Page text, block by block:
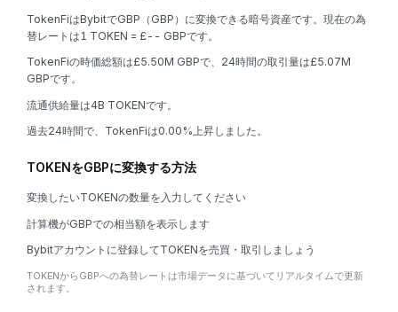
TokenFiはBybitでGBP（GBP）に変換できる暗号資産です。現在の為
替レートは1 TOKEN = £-- GBPです。
TokenFiの時価総額は£5.50M GBPで、24時間の取引量は£5.07M
GBPです。
流通供給量は4B TOKENです。
過去24時間で、TokenFiは0.00%上昇しました。
TOKENをGBPに変換する方法
変換したいTOKENの数量を入力してください
計算機がGBPでの相当額を表示します
Bybitアカウントに登録してTOKENを売買・取引しましょう
TOKENからGBPへの為替レートは市場データに基づいてリアルタイムで更新
されます。